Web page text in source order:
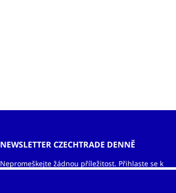
NEWSLETTER CZECHTRADE DENNĚ
Nepromeškejte žádnou příležitost. Přihlaste se k